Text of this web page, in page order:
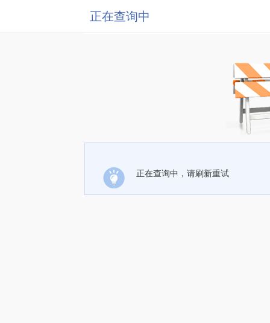
正在查询中
正在查询中，请刷新重试